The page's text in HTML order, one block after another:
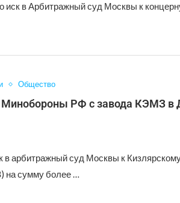
иск в Арбитражный суд Москвы к
Общество
Минобороны РФ с завода КЭМЗ в
арбитражный суд Москвы к
на сумму более …